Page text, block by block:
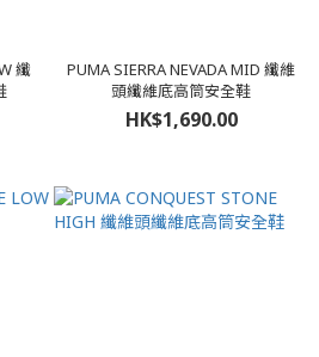
纖
PUMA SIERRA NEVADA MID 纖維
頭纖維底高筒安全鞋
HK$1,690.00